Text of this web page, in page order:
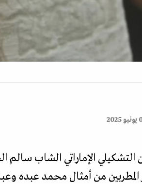
التشكيلي الإماراتي الشاب
من أمثال محمد عبده